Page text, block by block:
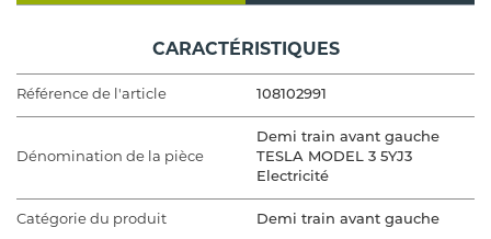
CARACTÉRISTIQUES
Référence de l'article 108102991
Dénomination de la pièce
Demi train avant gauche
TESLA MODEL 3 5YJ3
Electricité
Catégorie du produit Demi train avant gauche